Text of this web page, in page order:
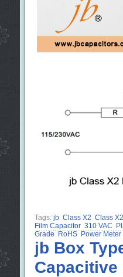
Tags: jb Class X2 Class
Film Capacitor 310 VAC
Grade
RoHS Power Meter
jb Box